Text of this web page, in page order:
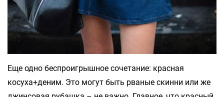
Еще одно беспроигрышное сочетание: красная
косуха+деним. Это могут быть рваные скинни или же